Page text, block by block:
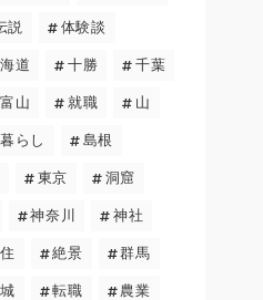
説 体験談
道 十勝 千葉
富山 就職 山
らし 島根
東京 洞窟
神奈川 神社
絶景 群馬
転職 農業